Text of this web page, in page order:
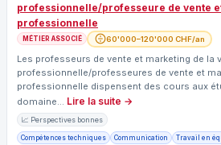
professionnelle/professeure de vente
professionnelle
MÉTIER ASSOCIÉ 60'000–120'000 CHF/an
Les professeurs de vente et marketing de la
professionnelle/professeures de vente et
professionnelle dispensent des cours aux
domaine… Lire la suite →
📈 Perspectives bonnes
Compétences techniques Communication Travail en